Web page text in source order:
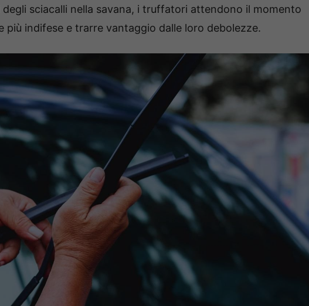
sciacalli nella savana, i truffatori attendono il momento
più indifese e trarre vantaggio dalle loro debolezze.